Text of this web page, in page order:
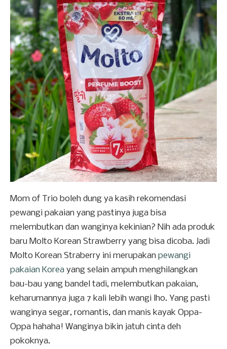
Mom of Trio boleh dung ya kasih rekomendasi
pewangi pakaian yang pastinya juga bisa
melembutkan dan wanginya kekinian? Nih ada produk
baru Molto Korean Strawberry yang bisa dicoba. Jadi
Molto Korean Straberry ini merupakan pewangi
pakaian Korea yang selain ampuh menghilangkan
bau-bau yang bandel tadi, melembutkan pakaian,
keharumannya juga 7 kali lebih wangi lho. Yang pasti
wanginya segar, romantis, dan manis kayak Oppa-
Oppa hahaha! Wanginya bikin jatuh cinta deh
pokoknya.